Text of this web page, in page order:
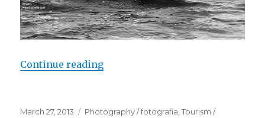
Continue reading
Posted
March 27, 2013 Categories
Photography / fotografía ,Tourism /